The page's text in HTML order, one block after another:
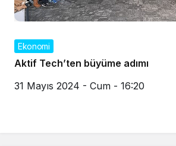
Ekonomi
Aktif Tech’ten büyüme adımı
31 Mayıs 2024 - Cum - 16:20